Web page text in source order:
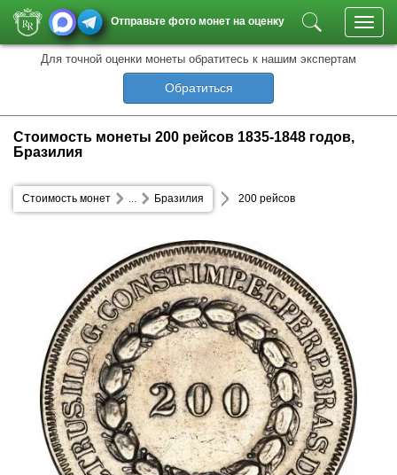
Отправьте фото монет на оценку
Для точной оценки монеты обратитесь к нашим экспертам
Обратиться
Стоимость монеты 200 рейсов 1835-1848 годов,
Бразилия
Стоимость монет Бразилия
... 200 рейсов